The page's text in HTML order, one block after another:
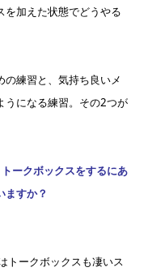
を加えた状態でどうやる
練習と、気持ち良いメ
うになる練習。その2つが
ークボックスをするにあ
ますか？
トークボックスも凄いス